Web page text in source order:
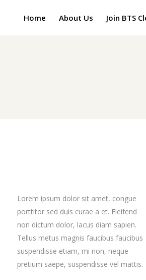
Home About Us Join BTS
Lorem ipsum dolor sit amet, congue
porttitor sed duis curae a et. Eleifend
non dictum dolor, lacus diam sapien.
Tellus metus magnis faucibus faucibus
suspendisse etiam, mi non, neque
pretium saepe, suspendisse vel mattis.